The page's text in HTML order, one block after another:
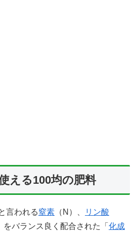
える100均の肥料
言われる窒素 （N）、
リン酸
をバランス良く配合された「 化成